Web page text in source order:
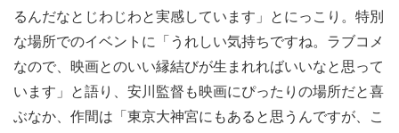
るんだなとじわじわと実感しています」とにっこり。特別
な場所でのイベントに「うれしい気持ちですね。ラブコメ
なので、映画とのいい縁結びが生まれればいいなと思って
います」と語り、安川監督も映画にぴったりの場所だと喜
ぶなか、作間は「東京大神宮にもあると思うんですが、こ